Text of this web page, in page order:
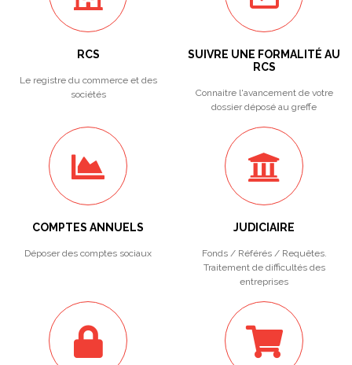
RCS
Le registre du commerce et des
sociétés
SUIVRE UNE FORMALITÉ AU
RCS
Connaitre l'avancement de votre
dossier déposé au greffe
COMPTES ANNUELS
Déposer des comptes sociaux
JUDICIAIRE
Fonds / Référés / Requêtes.
Traitement de difficultés des
entreprises